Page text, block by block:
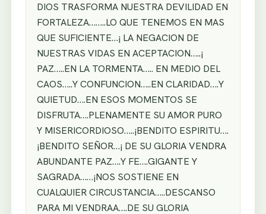
DIOS TRASFORMA NUESTRA DEVILIDAD EN
FORTALEZA……..LO QUE TENEMOS EN MAS
QUE SUFICIENTE…¡ LA NEGACION DE
NUESTRAS VIDAS EN ACEPTACION…..¡
PAZ…..EN LA TORMENTA….. EN MEDIO DEL
CAOS…..Y CONFUNCION…..EN CLARIDAD….Y
QUIETUD….EN ESOS MOMENTOS SE
DISFRUTA….PLENAMENTE SU AMOR PURO
Y MISERICORDIOSO…..¡BENDITO ESPIRITU….
¡BENDITO SEÑOR…¡ DE SU GLORIA VENDRA
ABUNDANTE PAZ….Y FE….GIGANTE Y
SAGRADA……¡NOS SOSTIENE EN
CUALQUIER CIRCUSTANCIA…..DESCANSO
PARA MI VENDRAA….DE SU GLORIA